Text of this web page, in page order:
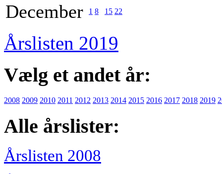
December 1 8 15 22
Årslisten 2019
Vælg et andet år:
2008 2009 2010 2011 2012 2013 2014 2015 2016 2017 2018 2019
Alle årslister:
Årslisten 2008